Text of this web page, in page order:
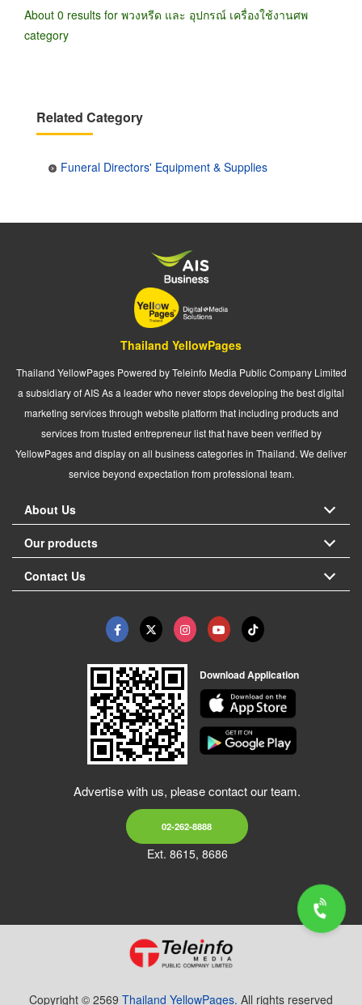
About 0 results for พวงหรีด และ อุปกรณ์ เครื่องใช้งานศพ
category
Related Category
Funeral Directors' Equipment & Supplies
Thailand YellowPages
Thailand YellowPages Powered by Teleinfo Media Public Company Limited
a subsidiary of AIS As a leader who never stops developing the best digital
marketing services through website platform that including products and
services from trusted entrepreneur list that have been verified by
YellowPages and display on all business categories in Thailand. We deliver
service beyond expectation from professional team.
About Us
Our products
Contact Us
Download Application
Advertise with us, please contact our team.
02-262-8888
Ext. 8615, 8686
Copyright © 2569 Thailand YellowPages. All rights reserved